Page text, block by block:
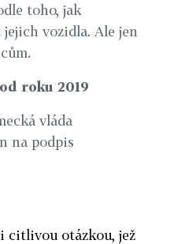
toho, jak
vozidla. Ale jen
roku 2019
vláda
na podpis
citlivou otázkou, jež